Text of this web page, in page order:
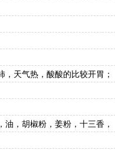
天气热，酸酸的比较开胃；
，胡椒粉，姜粉，十三香，